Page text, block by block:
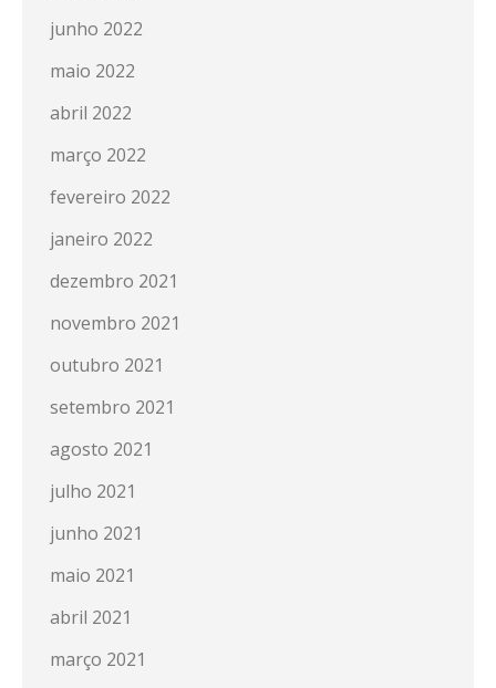
junho 2022
maio 2022
abril 2022
março 2022
fevereiro 2022
janeiro 2022
dezembro 2021
novembro 2021
outubro 2021
setembro 2021
agosto 2021
julho 2021
junho 2021
maio 2021
abril 2021
março 2021